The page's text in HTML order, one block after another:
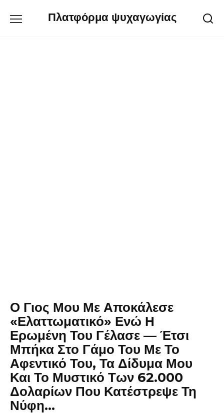
Πλατφόρμα ψυχαγωγίας
Ο Γιος Μου Με Αποκάλεσε
«Ελαττωματικό» Ενώ Η
Ερωμένη Του Γέλασε — Έτσι
Μπήκα Στο Γάμο Του Με Το
Αφεντικό Του, Τα Δίδυμα Μου
Και Το Μυστικό Των 62.000
Δολαρίων Που Κατέστρεψε Τη
Νύφη…